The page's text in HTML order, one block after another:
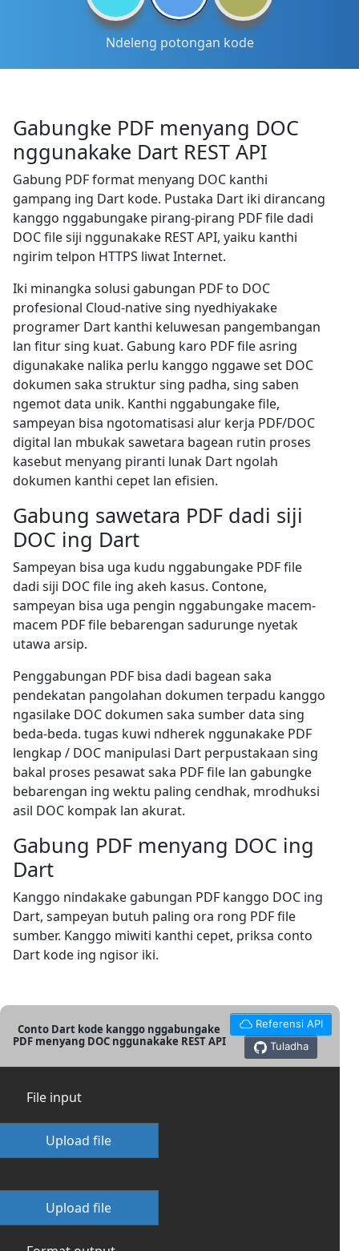
Ndeleng potongan kode
Gabungke PDF menyang DOC
nggunakake Dart REST API
Gabung PDF format menyang DOC kanthi
gampang ing Dart kode. Pustaka Dart iki dirancang
kanggo nggabungake pirang-pirang PDF file dadi
DOC file siji nggunakake REST API, yaiku kanthi
ngirim telpon HTTPS liwat Internet.
Iki minangka solusi gabungan PDF to DOC
profesional Cloud-native sing nyedhiyakake
programer Dart kanthi keluwesan pangembangan
lan fitur sing kuat. Gabung karo PDF file asring
digunakake nalika perlu kanggo nggawe set DOC
dokumen saka struktur sing padha, sing saben
ngemot data unik. Kanthi nggabungake file,
sampeyan bisa ngotomatisasi alur kerja PDF/DOC
digital lan mbukak sawetara bagean rutin proses
kasebut menyang piranti lunak Dart ngolah
dokumen kanthi cepet lan efisien.
Gabung sawetara PDF dadi siji
DOC ing Dart
Sampeyan bisa uga kudu nggabungake PDF file
dadi siji DOC file ing akeh kasus. Contone,
sampeyan bisa uga pengin nggabungake macem-
macem PDF file bebarengan sadurunge nyetak
utawa arsip.
Penggabungan PDF bisa dadi bagean saka
pendekatan pangolahan dokumen terpadu kanggo
ngasilake DOC dokumen saka sumber data sing
beda-beda. tugas kuwi ndherek nggunakake PDF
lengkap / DOC manipulasi Dart perpustakaan sing
bakal proses pesawat saka PDF file lan gabungke
bebarengan ing wektu paling cendhak, mrodhuksi
asil DOC kompak lan akurat.
Gabung PDF menyang DOC ing
Dart
Kanggo nindakake gabungan PDF kanggo DOC ing
Dart, sampeyan butuh paling ora rong PDF file
sumber. Kanggo miwiti kanthi cepet, priksa conto
Dart kode ing ngisor iki.
Conto Dart kode kanggo nggabungake
PDF menyang DOC nggunakake REST API
Referensi API
Tuladha
File input
Upload file
Upload file